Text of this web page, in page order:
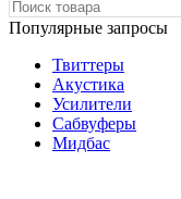
Популярные запросы
Твиттеры
Акустика
Усилители
Сабвуферы
Мидбас